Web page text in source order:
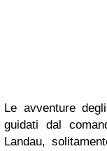
Le avventure
guidati dal
Landau,